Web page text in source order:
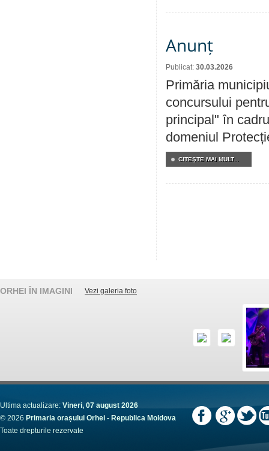
Anunț
Publicat: 30.03.2026
Primăria
concursului
principal" în
domeniul
CITEŞTE MAI MULT...
ORHEI ÎN IMAGINI Vezi galeria foto
Ultima actualizare: Vineri, 07 august 2026
© 2026 Primaria orașului Orhei - Republica Moldova
Toate drepturile rezervate